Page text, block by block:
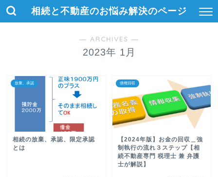
相続と不動産のお悩み解決のページ
― ARCHIVES ―
2023年 1月
放棄、承認
相続の放棄、承認、限定承認
とは
債権回収
【2024年版】お金の回収＿強
制執行の流れ３ステップ【相
続不動産専門 税理士 兼 弁護
士が解説】